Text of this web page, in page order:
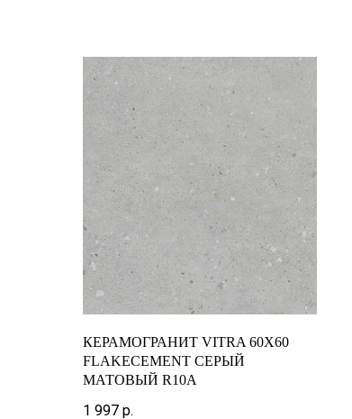
КЕРАМОГРАНИТ VITRA 60X60
FLAKECEMENT СЕРЫЙ
МАТОВЫЙ R10A
1 997 р.